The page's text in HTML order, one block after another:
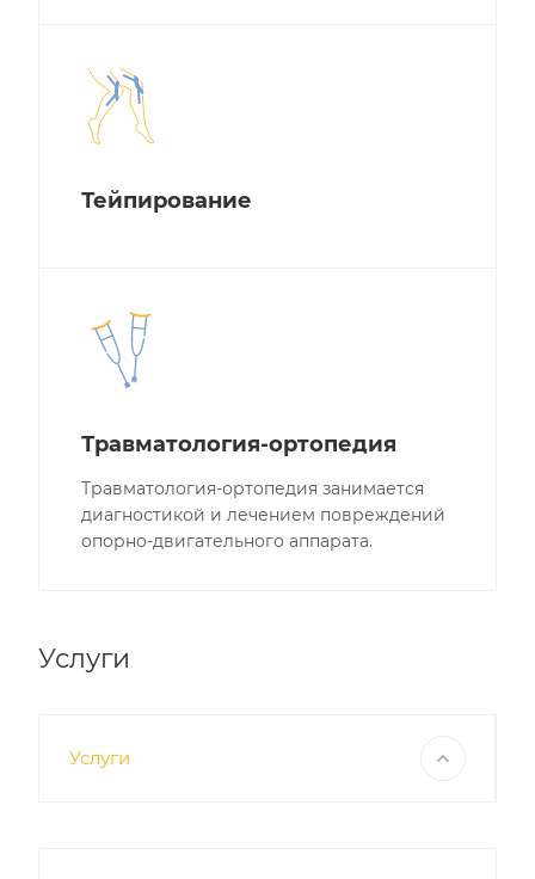
Тейпирование
Травматология-ортопедия
Травматология-ортопедия занимается
диагностикой и лечением повреждений
опорно-двигательного аппарата.
Услуги
Услуги